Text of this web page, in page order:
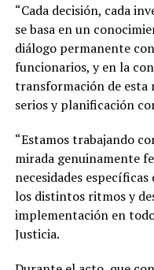
“Cada decisión, cada
se basa en un
diálogo permanente
funcionarios, y en la
transformación de esta
serios y planificación
“Estamos trabajando
mirada genuinamente
necesidades
los distintos ritmos y
implementación en
Justicia.